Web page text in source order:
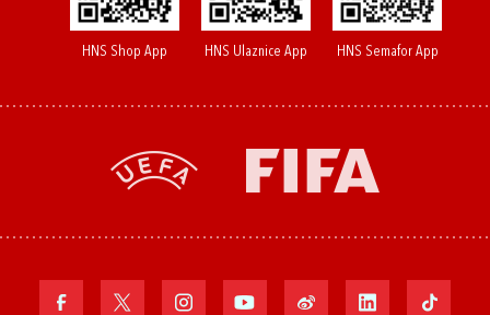
HNS Shop App HNS Ulaznice App HNS Semafor App